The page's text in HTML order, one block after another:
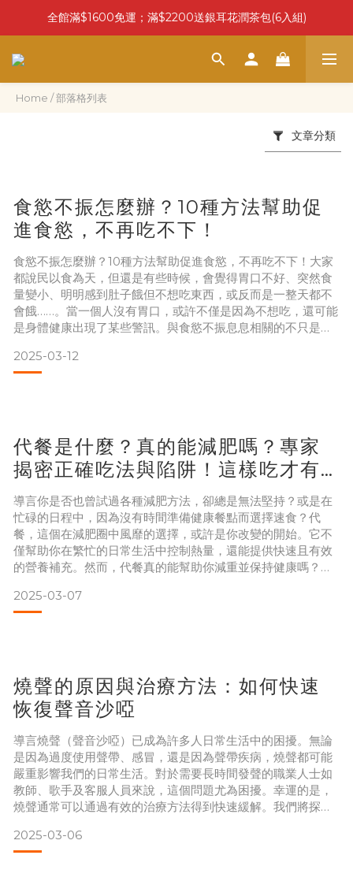
全館滿$1600免運；滿$2200送銀耳花潤茶包(6入組)
Home /部落格列表
文章分類
食慾不振怎麼辦？10種方法幫助促
進食慾，不再吃不下！
食慾不振怎麼辦？10種方法幫助促進食慾，不再吃不下！大家
都說民以食為天，但還是有些時候，會覺得胃口不好、突然食
量變小、明明感到肚子餓但不想吃東西，或反而是一整天都不
會餓……。當一個人沒有胃口，或許不僅是因為不想吃，還可能
是身體健康出現了某些警訊。與食慾不振息息相關的不只是日
吃和睡是我們一生中最重要的兩個課題，如果吃不下那生活肯
定會大受影響，今天我們就來聊聊「沒食慾怎麼辦」吧！跟著
2025-03-12
代餐是什麼？真的能減肥嗎？專家
揭密正確吃法與陷阱！這樣吃才有
效！
導言你是否也曾試過各種減肥方法，卻總是無法堅持？或是在
忙碌的日程中，因為沒有時間準備健康餐點而選擇速食？代
餐，這個在減肥圈中風靡的選擇，或許是你改變的開始。它不
僅幫助你在繁忙的日常生活中控制熱量，還能提供快速且有效
的營養補充。然而，代餐真的能幫助你減重並保持健康嗎？怎
它的好處與風險，幫助你在減肥路上避免常見的陷阱，選擇最
適合你的代餐方式，達到理想的減重效果。 什麼是代餐？代餐
2025-03-07
燒聲的原因與治療方法：如何快速
恢復聲音沙啞
導言燒聲（聲音沙啞）已成為許多人日常生活中的困擾。無論
是因為過度使用聲帶、感冒，還是因為聲帶疾病，燒聲都可能
嚴重影響我們的日常生活。對於需要長時間發聲的職業人士如
教師、歌手及客服人員來說，這個問題尤為困擾。幸運的是，
燒聲通常可以通過有效的治療方法得到快速緩解。我們將探討
恢復以及如何預防燒聲的發生，讓您能夠更好地保護您的喉
嚨。 燒聲的原因：為什麼會出現喉嚨沙啞？喉嚨沒聲音怎麼
2025-03-06